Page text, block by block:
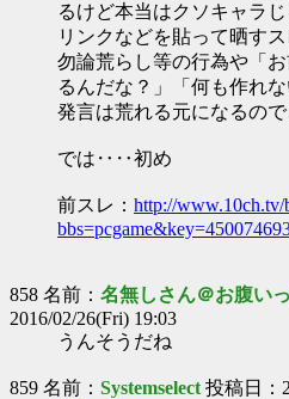
るけど本当はクソキャラ
リンクなどを貼って晒すス
勿論荒らし等の行為や「
るんだな？」「何も作れ
発言は荒れる元になるので
では‥‥初め
前スレ： http://www.10ch.tv/
858 名前： 名無しさん＠お腹い
2016/02/26(Fri) 19:03
うんそうだね
859 名前： Systemselect 投稿日：